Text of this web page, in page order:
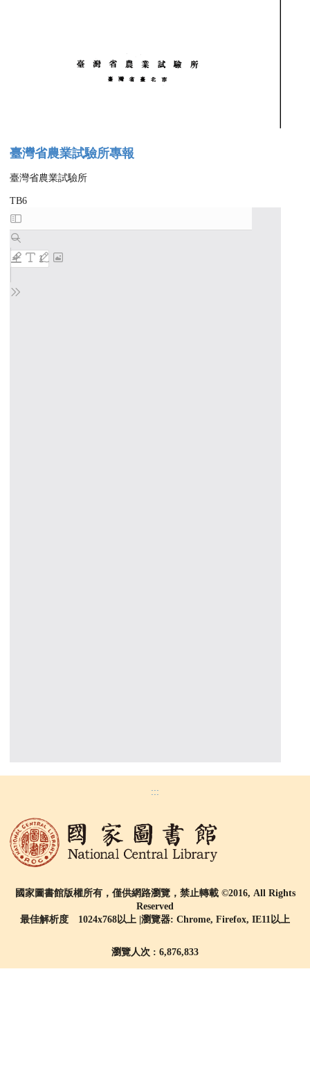
臺灣省農業試驗所專報
臺灣省農業試驗所
TB6
:::
國家圖書館版權所有，僅供網路瀏覽，禁止轉載 ©2016, All Rights
Reserved
最佳解析度 1024x768以上 |瀏覽器: Chrome, Firefox, IE11以上
瀏覽人次 : 6,876,833